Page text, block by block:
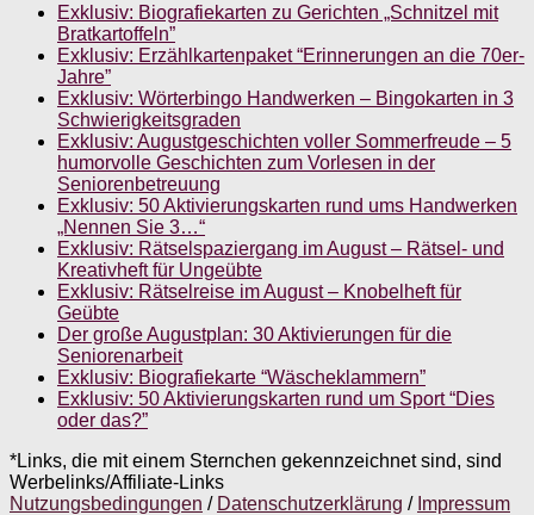
Exklusiv: Biografiekarten zu Gerichten „Schnitzel mit
Bratkartoffeln”
Exklusiv: Erzählkartenpaket “Erinnerungen an die 70er-
Jahre”
Exklusiv: Wörterbingo Handwerken – Bingokarten in 3
Schwierigkeitsgraden
Exklusiv: Augustgeschichten voller Sommerfreude – 5
humorvolle Geschichten zum Vorlesen in der
Seniorenbetreuung
Exklusiv: 50 Aktivierungskarten rund ums Handwerken
„Nennen Sie 3…“
Exklusiv: Rätselspaziergang im August – Rätsel- und
Kreativheft für Ungeübte
Exklusiv: Rätselreise im August – Knobelheft für
Geübte
Der große Augustplan: 30 Aktivierungen für die
Seniorenarbeit
Exklusiv: Biografiekarte “Wäscheklammern”
Exklusiv: 50 Aktivierungskarten rund um Sport “Dies
oder das?”
*Links, die mit einem Sternchen gekennzeichnet sind, sind
Werbelinks/Affiliate-Links
Nutzungsbedingungen / Datenschutzerklärung / Impressum